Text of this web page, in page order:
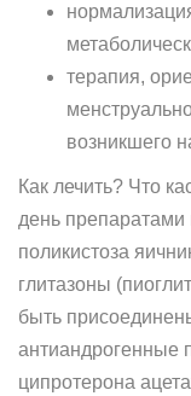
терапия,
возникшего
Как лечить? Что
день
поликистоза
глитазоны
быть
антиандрогенные
ципротерона